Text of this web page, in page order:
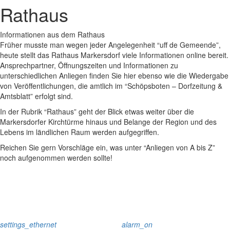
Rathaus
Informationen aus dem Rathaus
Früher musste man wegen jeder Angelegenheit “uff de Gemeende”,
heute stellt das Rathaus Markersdorf viele Informationen online bereit.
Ansprechpartner, Öffnungszeiten und Informationen zu
unterschiedlichen Anliegen finden Sie hier ebenso wie die Wiedergabe
von Veröffentlichungen, die amtlich im “Schöpsboten – Dorfzeitung &
Amtsblatt” erfolgt sind.
In der Rubrik “Rathaus” geht der Blick etwas weiter über die
Markersdorfer Kirchtürme hinaus und Belange der Region und des
Lebens im ländlichen Raum werden aufgegriffen.
Reichen Sie gern Vorschläge ein, was unter “Anliegen von A bis Z”
noch aufgenommen werden sollte!
settings_ethernet alarm_on